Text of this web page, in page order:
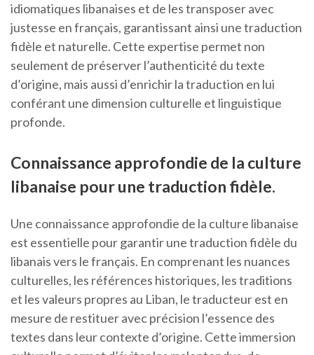
idiomatiques libanaises et de les transposer avec
justesse en français, garantissant ainsi une traduction
fidèle et naturelle. Cette expertise permet non
seulement de préserver l’authenticité du texte
d’origine, mais aussi d’enrichir la traduction en lui
conférant une dimension culturelle et linguistique
profonde.
Connaissance approfondie de la culture
libanaise pour une traduction fidèle.
Une connaissance approfondie de la culture libanaise
est essentielle pour garantir une traduction fidèle du
libanais vers le français. En comprenant les nuances
culturelles, les références historiques, les traditions
et les valeurs propres au Liban, le traducteur est en
mesure de restituer avec précision l’essence des
textes dans leur contexte d’origine. Cette immersion